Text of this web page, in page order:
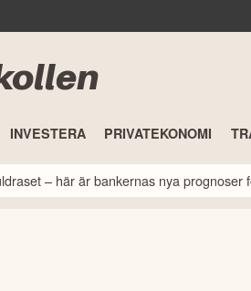
INVESTERA PRIVATEKONOMI
– här är bankernas nya prognoser